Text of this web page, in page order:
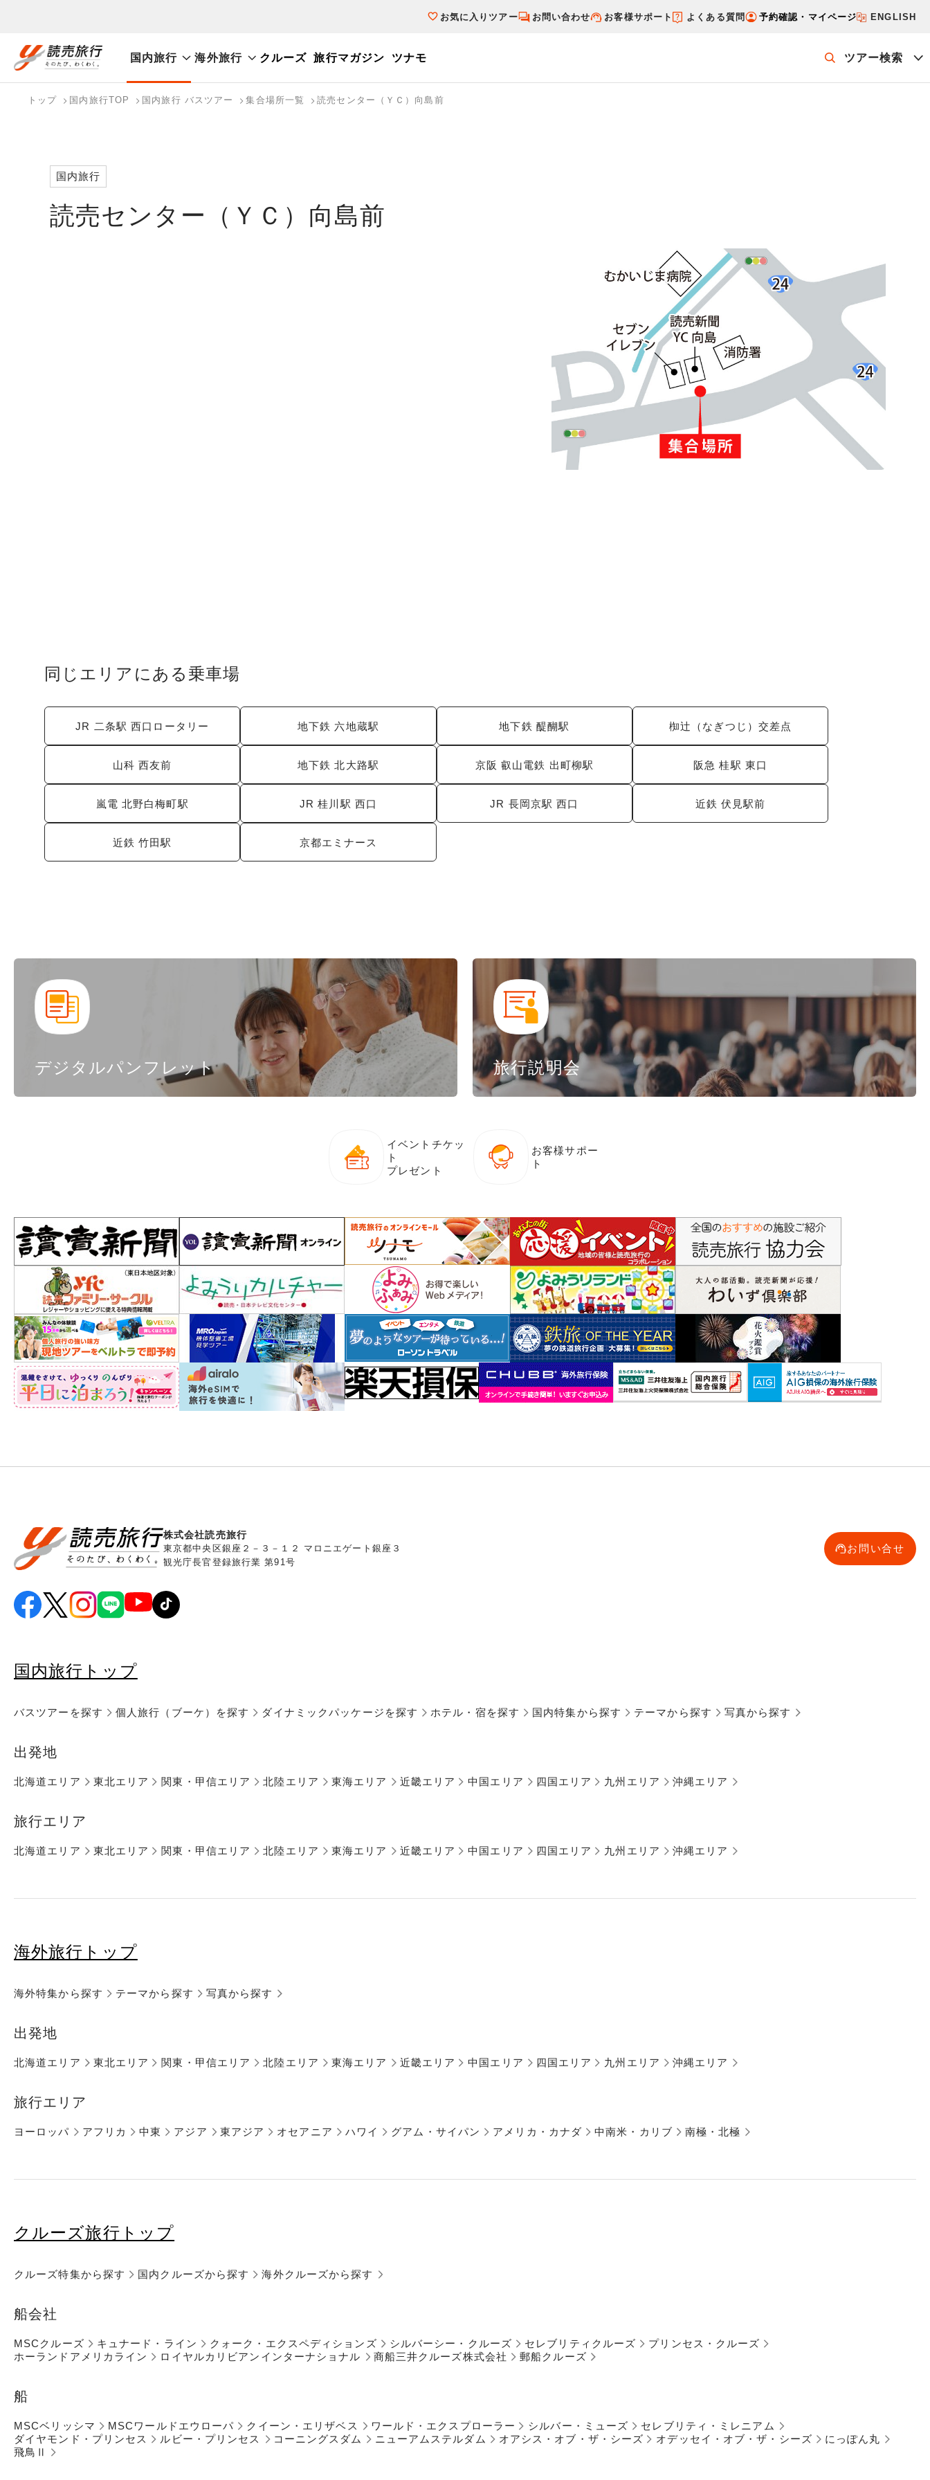
お気に入りツアー お問い合わせ お客様サポート よくある質問 予約確認・マイページ ENGLISH
国内旅行 海外旅行 クルーズ 旅行マガジン ツナモ ツアー検索
国内旅行トップ
海外旅行トップ
トップ 国内旅行TOP 国内旅行 バスツアー 集合場所一覧 読売センター（ＹＣ）向島前
読売センター（ＹＣ）向島前
国内旅行
同じエリアにある乗車場
JR 二条駅 西口ロータリー 地下鉄 六地蔵駅 地下鉄 醍醐駅 椥辻（なぎつじ）交差点
山科 西友前 地下鉄 北大路駅 京阪 叡山電鉄 出町柳駅 阪急 桂駅 東口
嵐電 北野白梅町駅 JR 桂川駅 西口 JR 長岡京駅 西口 近鉄 伏見駅前
近鉄 竹田駅 京都エミナース
デジタルパンフレット 旅行説明会
イベントチケッ
ト
プレゼント
お客様サポー
ト
株式会社読売旅行
東京都中央区銀座２－３－１２ マロニエゲート銀座３
観光庁長官登録旅行業 第91号
お問い合せ
国内旅行トップ
バスツアーを探す 個人旅行（ブーケ）を探す ダイナミックパッケージを探す ホテル・宿を探す 国内特集から探す テーマから探す 写真から探す
出発地
北海道エリア 東北エリア 関東・甲信エリア 北陸エリア 東海エリア 近畿エリア 中国エリア 四国エリア 九州エリア 沖縄エリア
旅行エリア
北海道エリア 東北エリア 関東・甲信エリア 北陸エリア 東海エリア 近畿エリア 中国エリア 四国エリア 九州エリア 沖縄エリア
海外旅行トップ
海外特集から探す テーマから探す 写真から探す
出発地
北海道エリア 東北エリア 関東・甲信エリア 北陸エリア 東海エリア 近畿エリア 中国エリア 四国エリア 九州エリア 沖縄エリア
旅行エリア
ヨーロッパ アフリカ 中東 アジア 東アジア オセアニア ハワイ グアム・サイパン アメリカ・カナダ 中南米・カリブ 南極・北極
クルーズ旅行トップ
クルーズ特集から探す 国内クルーズから探す 海外クルーズから探す
船会社
MSCクルーズ キュナード・ライン クォーク・エクスペディションズ シルバーシー・クルーズ セレブリティクルーズ
プリンセス・クルーズ
ホーランドアメリカライン
ロイヤルカリビアンインターナショナル 商船三井クルーズ株式会社 郵船クルーズ
船
MSCベリッシマ MSCワールドエウローパ クイーン・エリザベス ワールド・エクスプローラー シルバー・ミューズ
セレブリティ・ミレニアム
ダイヤモンド・プリンセス
ルビー・プリンセス コーニングスダム ニューアムステルダム オアシス・オブ・ザ・シーズ オデッセイ・オブ・ザ・シーズ
にっぽん丸
飛鳥Ⅱ